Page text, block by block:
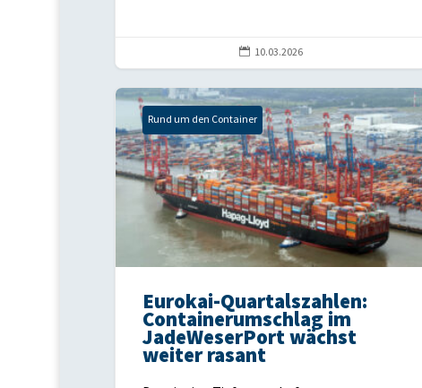
 10.03.2026
Rund um den Container
Eurokai-Quartalszahlen:
Containerumschlag im
JadeWeserPort wächst
weiter rasant